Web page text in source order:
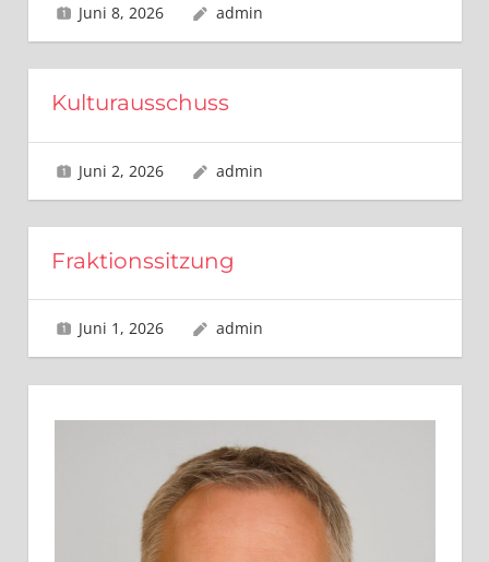
Juni 8, 2026 admin
Kulturausschuss
Juni 2, 2026 admin
Fraktionssitzung
Juni 1, 2026 admin